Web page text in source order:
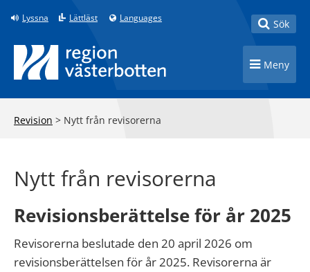
Till innehåll på sidan
Lyssna Lättläst Languages Toggle
Sök
Toggle
Meny
Revision > Nytt från revisorerna
Nytt från revisorerna
Revisionsberättelse för år 2025
Revisorerna beslutade den 20 april 2026 om
revisionsberättelsen för år 2025. Revisorerna är